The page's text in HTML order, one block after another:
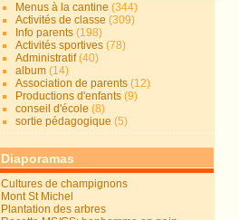
Menus à la cantine (344)
Activités de classe (309)
Info parents (198)
Activités sportives (78)
Administratif(40)
album (14)
Association de parents (12)
Productions d'enfants (9)
conseil d'école (8)
sortie pédagogique (5)
Diaporamas
Cultures de champignons
Mont St Michel
Plantation des arbres